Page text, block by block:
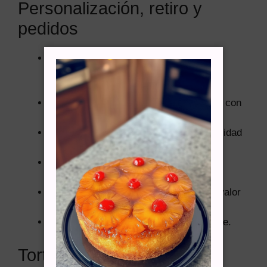
Personalización, retiro y
pedidos
Diseño personalizable:colores,
decoración, mensaje, toppers u otros
detalles según disponibilidad.
Pedidos con anticipación:
idealmente con
2 días de anticipación
Pedidos urgentes:
consultar disponibilidad
por WhatsApp.
Retiro:
cerca del Metro Santa Lucía,
Santiago.
Delivery:disponible en Santiago, con valor
según distancia.
Zona de trabajo:solo Santiago de Chile.
Torta cuatro leches para